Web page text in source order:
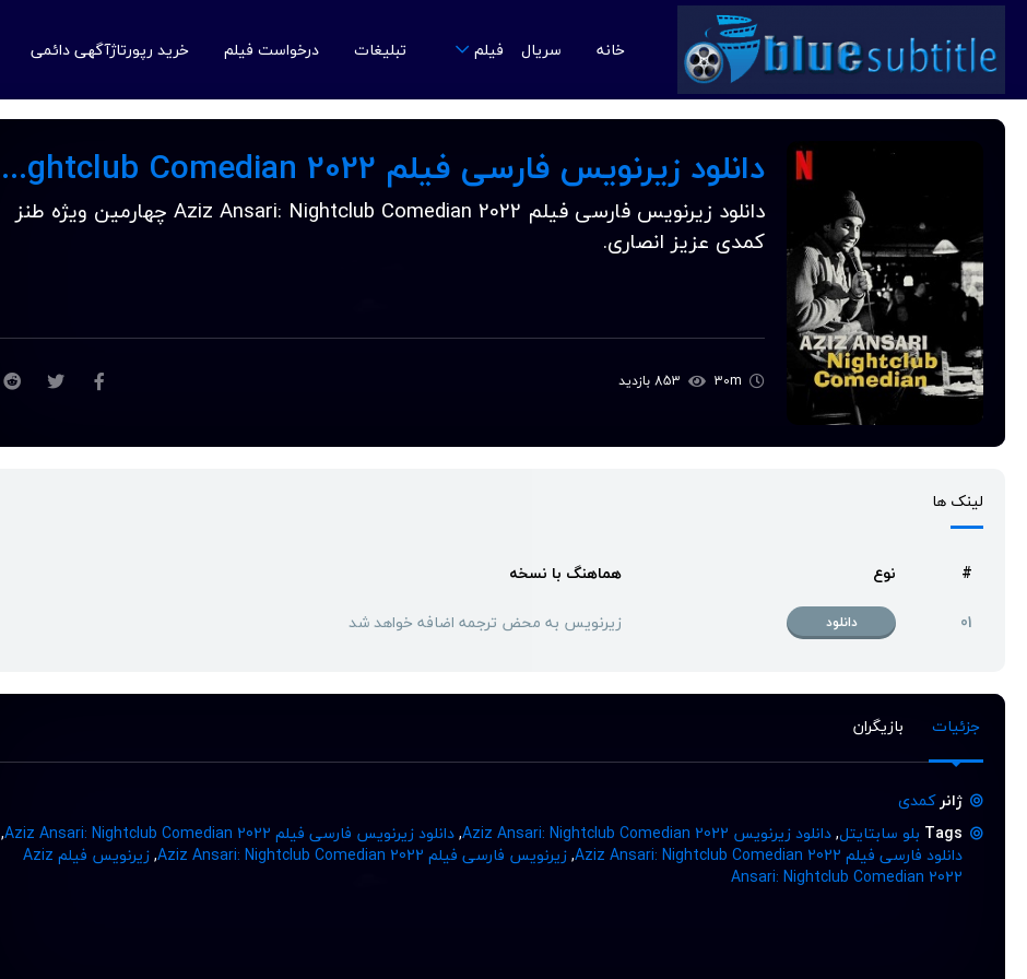
خانه سریال فیلم تبلیغات درخواست فیلم خرید رپورتاژآگهی دائمی
دانلود زیرنویس فارسی فیلم Aziz Ansari: Nightclub Comedian 2022
دانلود زیرنویس فارسی فیلم Aziz Ansari: Nightclub Comedian 2022 چهارمین ویژه طنز
کمدی عزیز انصاری.
لینک ها
# نوع
هماهنگ با نسخه
01
دانلود زیرنویس به محض ترجمه اضافه خواهد شد
جزئیات بازیگران
ژانرکمدی
Tags بلو سابتایتل,دانلود زیرنویس Aziz Ansari: Nightclub Comedian 2022 ,دانلود زیرنویس فارسی فیلم Aziz Ansari: Nightclub Comedian 2022
,
دانلود فارسی فیلم Aziz Ansari: Nightclub Comedian 2022
,زیرنویس فارسی فیلم Aziz Ansari: Nightclub Comedian 2022 ,
زیرنویس فیلم Aziz
Ansari: Nightclub Comedian 2022